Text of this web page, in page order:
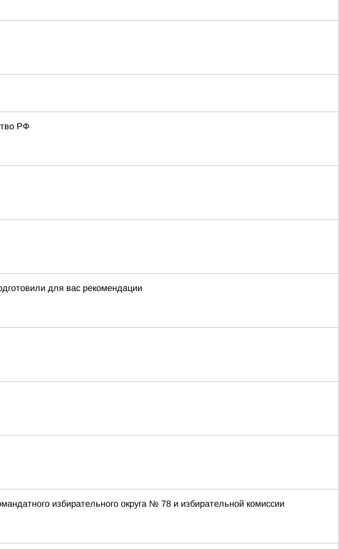
РФ
для вас рекомендации
избирательного округа № 78 и избирательной комиссии